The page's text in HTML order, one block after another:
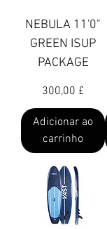
NEBULA 11'0"
GREEN ISUP
PACKAGE
Preço
300,00 £
Adicionar ao
carrinho